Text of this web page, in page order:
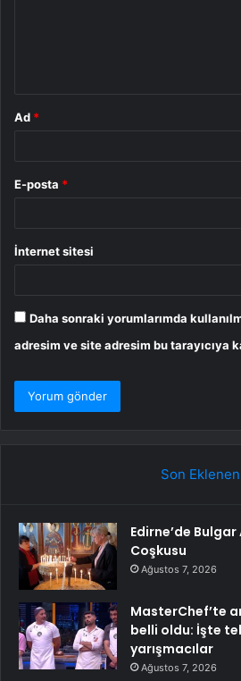
Ad *
E-posta *
İnternet sitesi
Daha sonraki yorumlarımda
adresim ve site adresim bu tarayıcıya
Son Eklenen
Edirne’de
Coşkusu
Ağustos 7, 2026
MasterChef’te
belli oldu: İşte
yarışmacılar
Ağustos 7, 2026